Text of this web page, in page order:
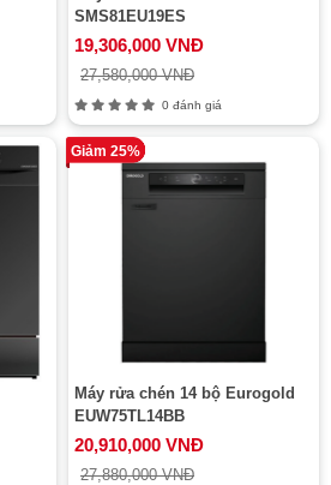
SMS81EU19ES
19,306,000 VNĐ
27,580,000 VNĐ
0 đánh giá
Giảm 25%
Máy rửa chén 14 bộ Eurogold
EUW75TL14BB
20,910,000 VNĐ
27,880,000 VNĐ